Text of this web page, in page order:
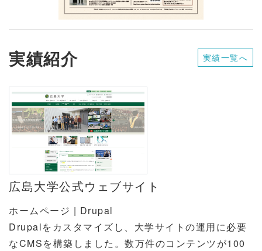
実績紹介 実績一覧へ
広島大学公式ウェブサイト
ホームページ | Drupal
Drupalをカスタマイズし、大学サイトの運用に必要
なCMSを構築しました。数万件のコンテンツが100